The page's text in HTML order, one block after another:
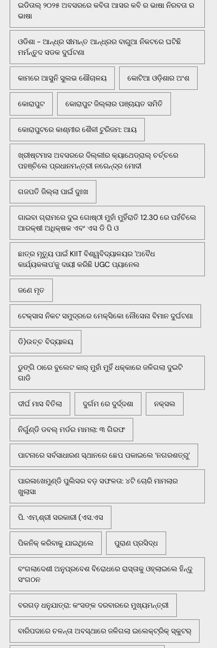
ଇଡିତାଲ୍ ୨୦୨୫ ଅବସରରେ କବିତା ଆସର କବି ର ଭାଷା ନିରବତା ର
ଭାଷା
ଓଡିଶା - ଆନ୍ଧ୍ର ସୀମାନ୍ତ ଆନ୍ଧ୍ରର ବାରୁଆ ନିକଟରେ ଘଟିଛି
ମର୍ମନ୍ତୁଦ ସଡକ ଦୁର୍ଘଟଣା
କାମରେ ଆସୁନି ସୁଲଭ ଶୌଚାଳୟ କୋଟିଆ ଓଡ଼ିଶାର ଅଂଶ
କୋରାପୁଟ କୋରାପୁଟ ଜିଲ୍ଲାର ପଞ୍ଚାୟତ ସମିତି
କୋରାପୁଟରେ କାଶ୍ମୀର ଶୈଳୀ ଟୁରିଜମ: ଆୟ
ଖ୍ରୀଷ୍ଟମାସ ଅବସରରେ ଦିଲ୍ଲୀର କ୍ୟାଥେଡ୍ରାଲ୍ ଚର୍ଚ୍ଚରେ
ପହଞ୍ଚିଲେ ପ୍ରଧାନମନ୍ତ୍ରୀ ନରେନ୍ଦ୍ର ମୋଦୀ
ଗଜପତି ଜିଲ୍ଲା ପାଇଁ ଦୁଃଖ
ଗାଇବା ଗ୍ରାମରେ ଦୁଇ ଗୋଷ୍ଠୀ ମୁହାଁ ମୁହିଁରାତି 12.30 ରେ ପହଁଚିଲେ
ଆରକ୍ଷୀ ଅଧିକ୍ଷକ ଏବଂ ଏସ ଡି ପି ଓ
ଛାତ୍ର ମୃତ୍ୟୁ ପାଇଁ KIIT ବିଶ୍ୱବିଦ୍ୟାଳୟର 'ଅବୈଧ
କାର୍ଯ୍ୟକଳାପ'କୁ ଦାୟୀ କରିଛି UGC ପ୍ୟାନେଲ
ଜଣେ ମୃତ
ଟେକ୍ସାସ ନିକଟ ସମୁଦ୍ରରେ ମେକ୍ସିକୋ ନୌସେନା ବିମାନ ଦୁର୍ଘଟଣା
ଡି)ଉଚ୍ଚ ବିଦ୍ୟାଳୟ
ଡୁଙ୍ଗି ଠାରେ ବୁଲେଟ କାର୍ ମୁହାଁ ମୁହିଁ ଧକ୍କାରେ ଜଳିଗଲା ଦୁଇଟି
ଗାଡି
ଦୀର୍ଘ ମାସ ବିତିଲା ଦୁର୍ଗମ ରେ ଦୁର୍ଦ୍ଦଶା ନକ୍ସଲ
ନିର୍ଗୁଣ୍ଡି ଡବଲ୍ ମର୍ଡର ମାମଲା: ୩ ଗିରଫ
ପାଟନାରେ ସର୍ବସାଧାରଣ ସ୍ଥାନରେ ଛେପ ପକାଇଲେ ‘ନଗରଶତ୍ରୁ’
ପାରଳାଖେମୁଣ୍ଡି ପୁଲିସର ବଡ଼ ସଫଳତା: ୪ଟି ଚୋରି ମାମଲାର
ଖୁଲାସା
ପି. ଏମ୍.ଶ୍ରୀ ସରକାରୀ (ଏସ.ଏସ
ପିକନିକ୍‌ କରିବାକୁ ଯାଇଥିଲେ ପୁରାଣ ପ୍ରସିଦ୍ଧ
ବଂଗଲାଦେଶୀ ଅନୁପ୍ରବେଶ ବିରୋଧରେ ରାସ୍ତାକୁ ଓହ୍ଲାଇଲେ ହିନ୍ଦୁ
ସଂଗଠନ
ବରଗଡ଼ ଧନୁଯାତ୍ରା: କଂସଙ୍କ ଦରବାରରେ ମୁଖ୍ୟମନ୍ତ୍ରୀ
ବାରିପଦାରେ ଚଳନ୍ତା ଅବସ୍ଥାରେ ଜଳିଗଲା ଇଲେକ୍ଟ୍ରିକ୍ ସ୍କୁଟର୍